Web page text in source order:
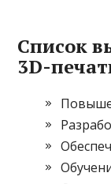
Список
3D-